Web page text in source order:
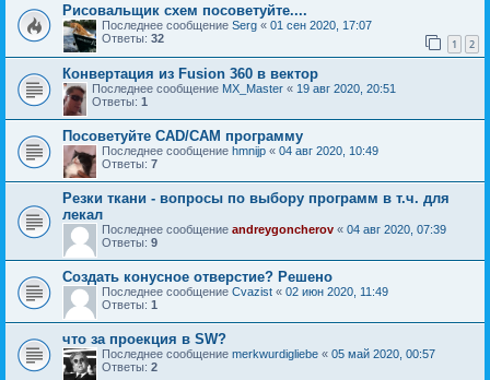
Рисовальщик схем посоветуйте....
Последнее сообщение Serg « 01 сен 2020, 17:07
Ответы: 32 1 2
Конвертация из Fusion 360 в вектор
Последнее сообщение MX_Master « 19 авг 2020, 20:51
Ответы: 1
Посоветуйте CAD/CAM программу
Последнее сообщение hmnijp « 04 авг 2020, 10:49
Ответы: 7
Резки ткани - вопросы по выбору программ в т.ч. для
лекал
Последнее сообщение andreygoncherov « 04 авг 2020, 07:39
Ответы: 9
Создать конусное отверстие? Решено
Последнее сообщение Cvazist « 02 июн 2020, 11:49
Ответы: 1
что за проекция в SW?
Последнее сообщение merkwurdigliebe « 05 май 2020, 00:57
Ответы: 2